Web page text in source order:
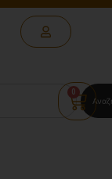
0